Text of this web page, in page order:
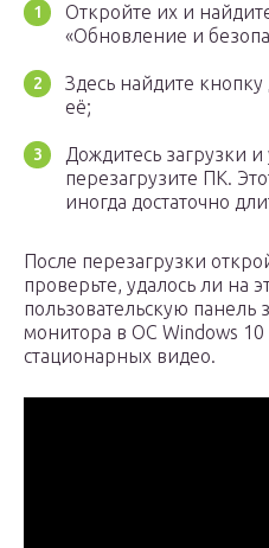
Откройте их и
«Обновление и
Здесь найдите
её;
Дождитесь загрузки и
перезагрузите ПК.
иногда достаточно
После перезагрузки
проверьте, удалось ли на
пользовательскую панель
монитора в ОС Windows
стационарных видео.